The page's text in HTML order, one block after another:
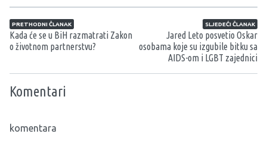
Navigacija članaka
PRETHODNI ČLANAK
Kada će se u BiH razmatrati Zakon
o životnom partnerstvu?
SLJEDEĆI ČLANAK
Jared Leto posvetio Oskar
osobama koje su izgubile bitku sa
AIDS-om i LGBT zajednici
Komentari
komentara